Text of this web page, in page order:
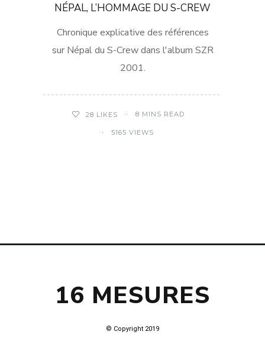
NÉPAL, L’HOMMAGE DU S-CREW
Chronique explicative des références
sur Népal du S-Crew dans l'album SZR
2001.
28 LIKES 8 MINS READ
5165 VIEWS
© Copyright 2019
16 MESURES